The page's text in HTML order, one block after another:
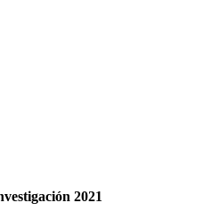
2021